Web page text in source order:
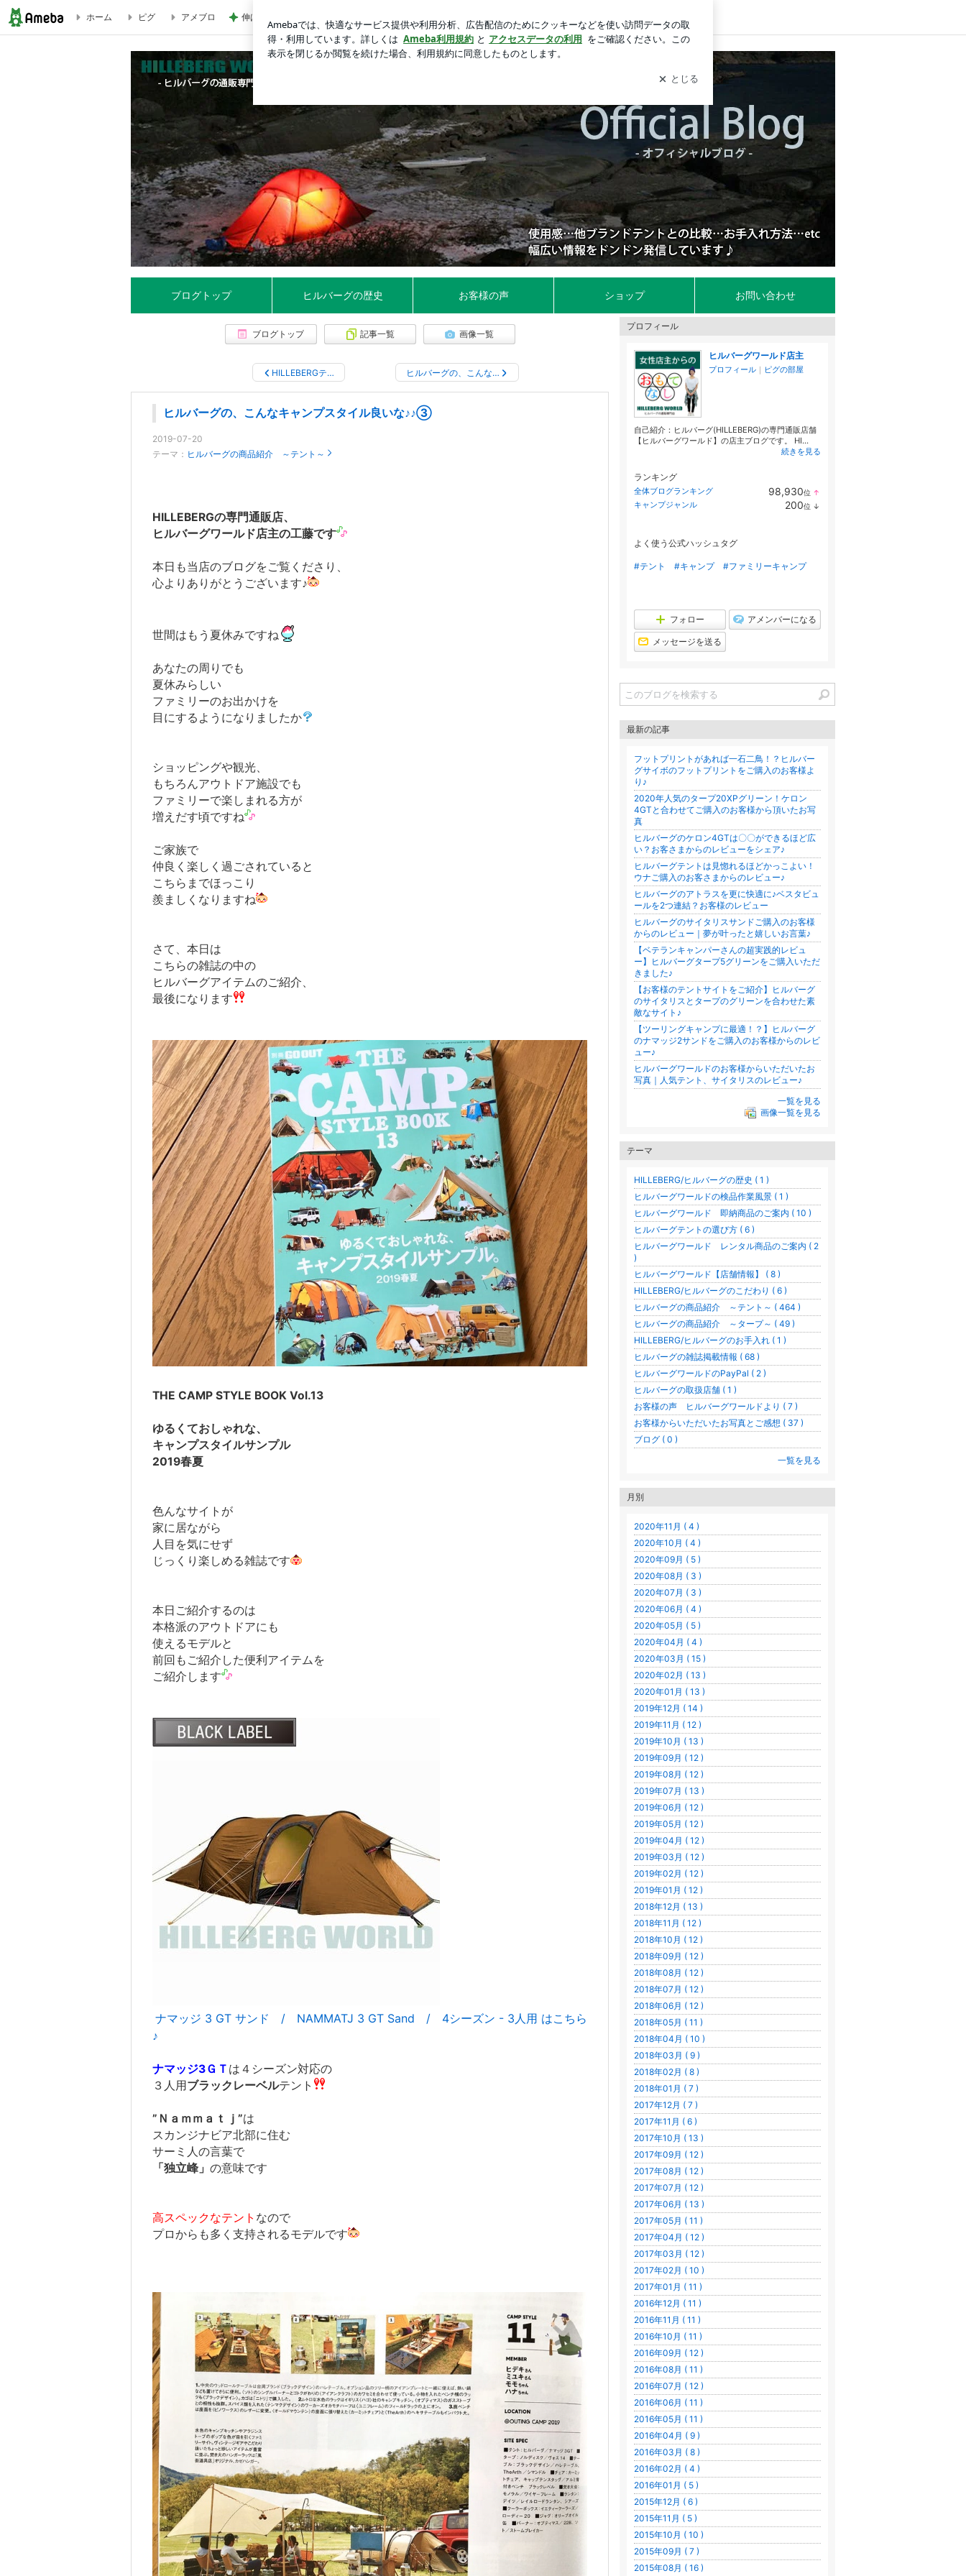
ヒルバーグの、こんなキャンプスタイル良いな♪♪③ | ヒルバーグ(HILLEBERG) 通販店舗 ヒルバーグワールドの店主ブログ
ホーム ピグ アメブロ 伸ばし続けた髪をバッサリとカット ログイン
「ヒルバーグワールド」というネットショップを運営しています。
ブログトップ 記事一覧 画像一覧
HILLEBERGテ… ヒルバーグの、こんな…
ヒルバーグの、こんなキャンプスタイル良いな♪♪③
2019-07-20
テーマ： ヒルバーグの商品紹介 ～テント～
HILLEBERGの専門通販店、
ヒルバーグワールド店主の工藤です
本日も当店のブログをご覧くださり、
心よりありがとうございます♪
世間はもう夏休みですね
あなたの周りでも
夏休みらしい
ファミリーのお出かけを
目にするようになりましたか
ショッピングや観光、
もちろんアウトドア施設でも
ファミリーで楽しまれる方が
増えだす頃ですね
ご家族で
仲良く楽しく過ごされていると
こちらまでほっこり
羨ましくなりますね
さて、本日は
こちらの雑誌の中の
ヒルバーグアイテムのご紹介、
最後になります
THE CAMP STYLE BOOK Vol.13
ゆるくておしゃれな、
キャンプスタイルサンプル
2019春夏
色んなサイトが
家に居ながら
人目を気にせず
じっくり楽しめる雑誌です
本日ご紹介するのは
本格派のアウトドアにも
使えるモデルと
前回もご紹介した便利アイテムを
ご紹介します
ナマッジ 3 GT サンド / NAMMATJ 3 GT Sand / 4シーズン - 3人用 はこちら
♪
ナマッジ3ＧＴ は４シーズン対応の
３人用ブラックレーベルテント
”Ｎａｍｍａｔｊ”は
スカンジナビア北部に住む
サーミ人の言葉で
「独立峰」 の意味です
高スペックなテント なので
プロからも多く支持されるモデルです
プロフィール
ヒルバーグワールド店主
プロフィール ｜ ピグの部屋
自己紹介：ヒルバーグ(HILLEBERG)の専門通販店舗
【ヒルバーグワールド】の店主ブログです。 HI...
続きを見る
ランキング
全体ブログランキング 98,930位 ↑
キャンプジャンル 200位 ↓
よく使う公式ハッシュタグ
#テント #キャンプ #ファミリーキャンプ
フォロー アメンバーになる
メッセージを送る
最新の記事
フットプリントがあれば一石二鳥！？ヒルバー
グサイボのフットプリントをご購入のお客様よ
り♪
2020年人気のタープ20XPグリーン！ケロン
4GTと合わせてご購入のお客様から頂いたお写
真
ヒルバーグのケロン4GTは〇〇ができるほど広
い？お客さまからのレビューをシェア♪
ヒルバーグテントは見惚れるほどかっこよい！
ウナご購入のお客さまからのレビュー♪
ヒルバーグのアトラスを更に快適に♪ベスタビュ
ールを2つ連結？お客様のレビュー
ヒルバーグのサイタリスサンドご購入のお客様
からのレビュー｜夢が叶ったと嬉しいお言葉♪
【ベテランキャンパーさんの超実践的レビュ
ー】ヒルバーグタープ5グリーンをご購入いただ
きました♪
【お客様のテントサイトをご紹介】ヒルバーグ
のサイタリスとタープのグリーンを合わせた素
敵なサイト♪
【ツーリングキャンプに最適！？】ヒルバーグ
のナマッジ2サンドをご購入のお客様からのレビ
ュー♪
ヒルバーグワールドのお客様からいただいたお
写真｜人気テント、サイタリスのレビュー♪
一覧を見る
画像一覧を見る
テーマ
HILLEBERG/ヒルバーグの歴史 ( 1 )
ヒルバーグワールドの検品作業風景 ( 1 )
ヒルバーグワールド 即納商品のご案内 ( 10 )
ヒルバーグテントの選び方 ( 6 )
ヒルバーグワールド レンタル商品のご案内 ( 2
)
ヒルバーグワールド【店舗情報】 ( 8 )
HILLEBERG/ヒルバーグのこだわり ( 6 )
ヒルバーグの商品紹介 ～テント～ ( 464 )
ヒルバーグの商品紹介 ～タープ～ ( 49 )
HILLEBERG/ヒルバーグのお手入れ ( 1 )
ヒルバーグの雑誌掲載情報 ( 68 )
ヒルバーグワールドのPayPal ( 2 )
ヒルバーグの取扱店舗 ( 1 )
お客様の声 ヒルバーグワールドより ( 7 )
お客様からいただいたお写真とご感想 ( 37 )
ブログ ( 0 )
一覧を見る
月別
2020年11月 ( 4 )
2020年10月 ( 4 )
2020年09月 ( 5 )
2020年08月 ( 3 )
2020年07月 ( 3 )
2020年06月 ( 4 )
2020年05月 ( 5 )
2020年04月 ( 4 )
2020年03月 ( 15 )
2020年02月 ( 13 )
2020年01月 ( 13 )
2019年12月 ( 14 )
2019年11月 ( 12 )
2019年10月 ( 13 )
2019年09月 ( 12 )
2019年08月 ( 12 )
2019年07月 ( 13 )
2019年06月 ( 12 )
2019年05月 ( 12 )
2019年04月 ( 12 )
2019年03月 ( 12 )
2019年02月 ( 12 )
2019年01月 ( 12 )
2018年12月 ( 13 )
2018年11月 ( 12 )
2018年10月 ( 12 )
2018年09月 ( 12 )
2018年08月 ( 12 )
2018年07月 ( 12 )
2018年06月 ( 12 )
2018年05月 ( 11 )
2018年04月 ( 10 )
2018年03月 ( 9 )
2018年02月 ( 8 )
2018年01月 ( 7 )
2017年12月 ( 7 )
2017年11月 ( 6 )
2017年10月 ( 13 )
2017年09月 ( 12 )
2017年08月 ( 12 )
2017年07月 ( 12 )
2017年06月 ( 13 )
2017年05月 ( 11 )
2017年04月 ( 12 )
2017年03月 ( 12 )
2017年02月 ( 10 )
2017年01月 ( 11 )
2016年12月 ( 11 )
2016年11月 ( 11 )
2016年10月 ( 11 )
2016年09月 ( 12 )
2016年08月 ( 11 )
2016年07月 ( 12 )
2016年06月 ( 11 )
2016年05月 ( 11 )
2016年04月 ( 9 )
2016年03月 ( 8 )
2016年02月 ( 4 )
2016年01月 ( 5 )
2015年12月 ( 6 )
2015年11月 ( 5 )
2015年10月 ( 10 )
2015年09月 ( 7 )
2015年08月 ( 16 )
ブログトップ ヒルバーグの歴史 お客様の声 ショップ お問い合わせ